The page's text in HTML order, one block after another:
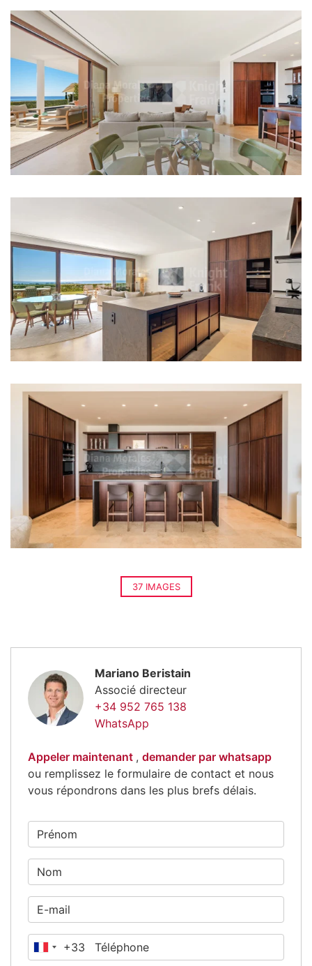
37 IMAGES
Mariano Beristain
Associé directeur
+34 952 765 138
WhatsApp
Appeler maintenant , demander par whatsapp
ou remplissez le formulaire de contact et nous
vous répondrons dans les plus brefs délais.
France
+33